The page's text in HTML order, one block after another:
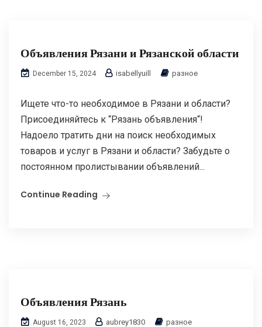
Объявления Рязани и Рязанской области
December 15, 2024 isabellyuill разное
Ищете что-то необходимое в Рязани и области?
Присоединяйтесь к “Рязань объявления“!
Надоело тратить дни на поиск необходимых
товаров и услуг в Рязани и области? Забудьте о
постоянном пролистывании объявлений...
Continue Reading
Объявления Рязань
August 16, 2023 aubrey1830 разное